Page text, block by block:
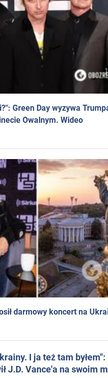
Green Day wyzywa
Owalnym. Wideo
darmowy koncert na
I ja też tam
J.D. Vance'a na swoim